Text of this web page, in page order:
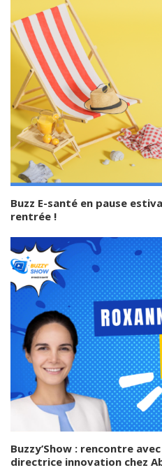
Buzz E-santé en pause
rentrée !
Buzzy’Show : rencontre
directrice innovation chez